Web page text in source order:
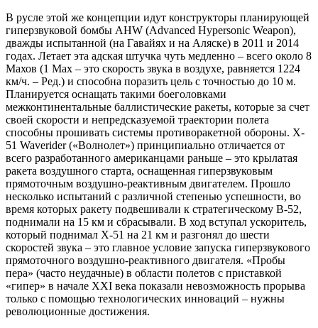
В русле этой же концепции идут конструкторы планирующей
гиперзвуковой бомбы AHW (Advanced Hypersonic Weapon),
дважды испытанной (на Гавайях и на Аляске) в 2011 и 2014
годах. Летает эта адская штучка чуть медленно – всего около 8
Махов (1 Мах – это скорость звука в воздухе, равняется 1224
км/ч. – Ред.) и способна поразить цель с точностью до 10 м.
Планируется оснащать такими боеголовками
межконтинентальные баллистические ракеты, которые за счет
своей скорости и непредсказуемой траектории полета
способны прошивать системы противоракетной обороны. X-
51 Waverider («Волнолет») принципиально отличается от
всего разработанного американцами раньше – это крылатая
ракета воздушного старта, оснащенная гиперзвуковым
прямоточным воздушно-реактивным двигателем. Прошло
несколько испытаний с различной степенью успешности, во
время которых ракету подвешивали к стратегическому B-52,
поднимали на 15 км и сбрасывали. В ход вступал ускоритель,
который поднимал X-51 на 21 км и разгонял до шести
скоростей звука – это главное условие запуска гиперзвукового
прямоточного воздушно-реактивного двигателя. «Пробы
пера» (часто неудачные) в области полетов с приставкой
«гипер» в начале ХХI века показали невозможность прорыва
только с помощью технологических инноваций – нужны
революционные достижения.